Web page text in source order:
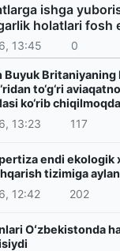
ishga
holatlari fosh
13:45 0
Buyuk Britaniyaning
to‘g‘ri
ko‘rib chiqilmoqda
13:23
117
endi ekologik
tizimiga
12:42
202
Oʻzbekistonda